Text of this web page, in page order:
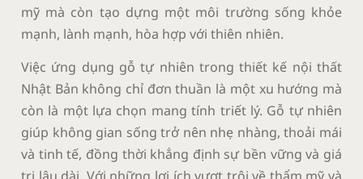
mỹ mà còn tạo dựng một môi trường sống khỏe
mạnh, lành mạnh, hòa hợp với thiên nhiên.
Việc ứng dụng gỗ tự nhiên trong thiết kế nội thất
Nhật Bản không chỉ đơn thuần là một xu hướng mà
còn là một lựa chọn mang tính triết lý. Gỗ tự nhiên
giúp không gian sống trở nên nhẹ nhàng, thoải mái
và tinh tế, đồng thời khẳng định sự bền vững và giá